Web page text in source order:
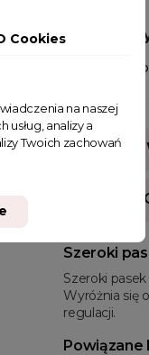
Polityka
Zwrot
SKŁAD I
OPIS
Szeroki
Szeroki
Wyróżnia się
regulacji.
Powiązane
Cookies
na naszej
analizy a
Twoich zachowań